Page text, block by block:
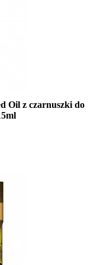
Oil z czarnuszki do